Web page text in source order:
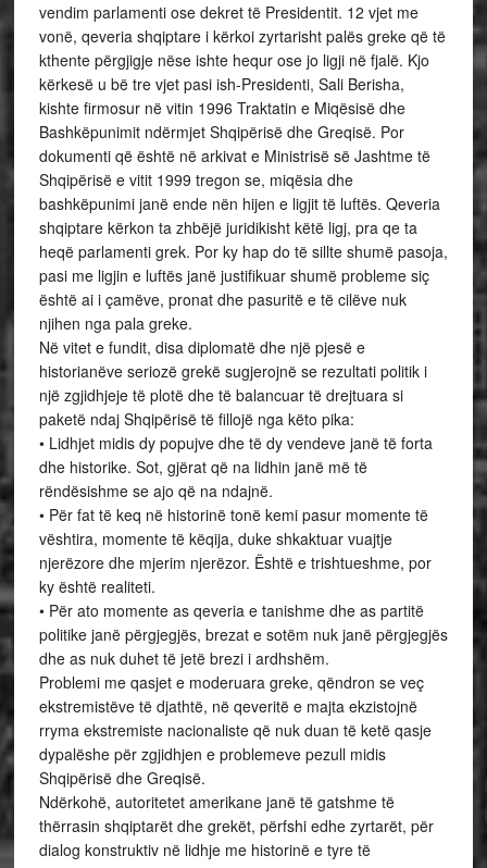
vendim parlamenti ose dekret të Presidentit. 12 vjet me
vonë, qeveria shqiptare i kërkoi zyrtarisht palës greke që të
kthente përgjigje nëse ishte hequr ose jo ligji në fjalë. Kjo
kërkesë u bë tre vjet pasi ish-Presidenti, Sali Berisha,
kishte firmosur në vitin 1996 Traktatin e Miqësisë dhe
Bashkëpunimit ndërmjet Shqipërisë dhe Greqisë. Por
dokumenti që është në arkivat e Ministrisë së Jashtme të
Shqipërisë e vitit 1999 tregon se, miqësia dhe
bashkëpunimi janë ende nën hijen e ligjit të luftës. Qeveria
shqiptare kërkon ta zhbëjë juridikisht këtë ligj, pra qe ta
heqë parlamenti grek. Por ky hap do të sillte shumë pasoja,
pasi me ligjin e luftës janë justifikuar shumë probleme siç
është ai i çamëve, pronat dhe pasuritë e të cilëve nuk
njihen nga pala greke.
Në vitet e fundit, disa diplomatë dhe një pjesë e
historianëve seriozë grekë sugjerojnë se rezultati politik i
një zgjidhjeje të plotë dhe të balancuar të drejtuara si
paketë ndaj Shqipërisë të fillojë nga këto pika:
• Lidhjet midis dy popujve dhe të dy vendeve janë të forta
dhe historike. Sot, gjërat që na lidhin janë më të
rëndësishme se ajo që na ndajnë.
• Për fat të keq në historinë tonë kemi pasur momente të
vështira, momente të këqija, duke shkaktuar vuajtje
njerëzore dhe mjerim njerëzor. Është e trishtueshme, por
ky është realiteti.
• Për ato momente as qeveria e tanishme dhe as partitë
politike janë përgjegjës, brezat e sotëm nuk janë përgjegjës
dhe as nuk duhet të jetë brezi i ardhshëm.
Problemi me qasjet e moderuara greke, qëndron se veç
ekstremistëve të djathtë, në qeveritë e majta ekzistojnë
rryma ekstremiste nacionaliste që nuk duan të ketë qasje
dypalëshe për zgjidhjen e problemeve pezull midis
Shqipërisë dhe Greqisë.
Ndërkohë, autoritetet amerikane janë të gatshme të
thërrasin shqiptarët dhe grekët, përfshi edhe zyrtarët, për
dialog konstruktiv në lidhje me historinë e tyre të